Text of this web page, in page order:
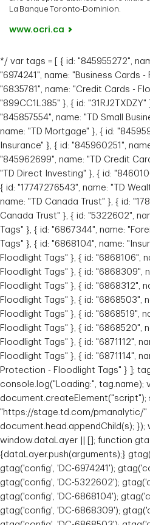
La Banque Toronto-Dominion.
www.ocri.ca
*/ var tags = [ { id: "845955272",
"6974241", name: "Business Cards
"6835781", name: "Credit Cards -
"899CC1L385" }, { id:
"845857554", name: "TD Small
name: "TD Mortgage" }, { id:
Insurance" }, { id: "845960251",
"845962699", name: "TD Credit
"TD Direct Investing" }, { id:
{ id: "17747276543", name: "TD
name: "TD Canada Trust" }, { id:
Canada Trust" }, { id: "5322602",
Tags" }, { id: "6867344", name:
Tags" }, { id: "6868104", name:
Floodlight Tags" }, { id: "6868106",
Floodlight Tags" }, { id: "6868309",
Floodlight Tags" }, { id: "6868312",
Floodlight Tags" }, { id: "6868503",
Floodlight Tags" }, { id: "6868519",
Floodlight Tags" }, { id: "6868520",
Floodlight Tags" }, { id: "6871112",
Floodlight Tags" }, { id: "6871114",
Protection - Floodlight Tags" } ];
console.log("Loading:", tag.name);
document.createElement("script");
"https://stage.td.com/pmanalytic/"
document.head.appendChild(s); });
window.dataLayer || []; function
{dataLayer.push(arguments);}
gtag('config', 'DC-6974241');
gtag('config', 'DC-5322602');
gtag('config', 'DC-6868104');
gtag('config', 'DC-6868309');